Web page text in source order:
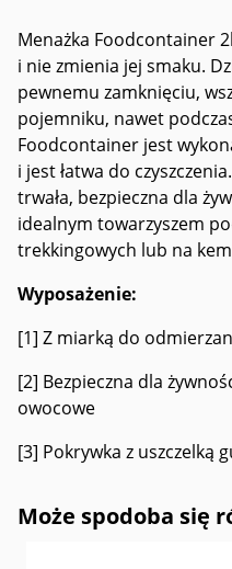
Menażka Foodcontainer
i nie zmienia jej smaku.
pewnemu zamknięciu,
pojemniku, nawet
Foodcontainer jest
i jest łatwa do
trwała, bezpieczna dla
idealnym towarzyszem
trekkingowych lub na
Wyposażenie:
[1] Z miarką do
[2] Bezpieczna dla
owocowe
[3] Pokrywka z uszczelką
Może spodoba się